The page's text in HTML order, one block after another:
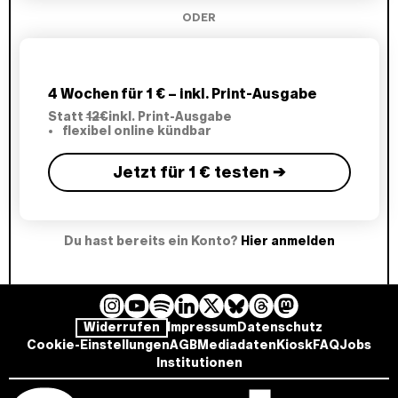
ODER
4 Wochen für 1 € – inkl. Print-Ausgabe
Statt12€inkl. Print-Ausgabe
flexibel online kündbar
Jetzt für 1 € testen →
Du hast bereits ein Konto? Hier anmelden
I
n
s
t
Y
o
u
T
S
p
o
t
L
i
n
k
B
l
u
e
T
h
r
e
M
a
s
t
Widerrufen ImpressumDatenschutz
Cookie-EinstellungenAGBMediadaten KioskFAQJobs
Institutionen